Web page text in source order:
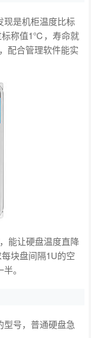
现是机柜温度比标
标称值1℃，寿命就
配合管理软件能实
能让硬盘温度直降
块盘间隔1U的空
。
型号，普通硬盘急